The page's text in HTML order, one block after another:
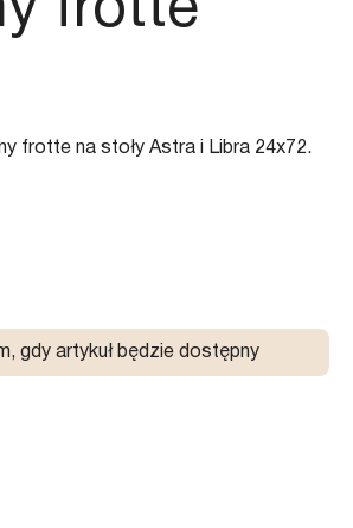
frotte na stoły Astra i Libra 24x72.
gdy artykuł będzie dostępny